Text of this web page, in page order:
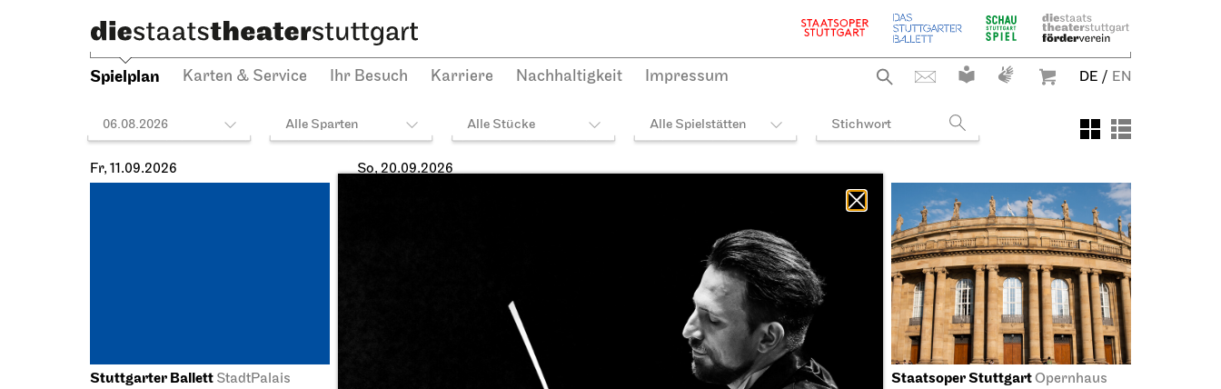
Spielplan Karten & Service Ihr Besuch Karriere Nachhaltigkeit Impressum DE / EN
06.08.2026 Alle Sparten Alle Stücke Alle Spielstätten
Fr, 11.09.2026
Stuttgarter Ballett StadtPalais
So, 20.09.2026
Opernhaus,
Opernhaus, Foyer I. Rang
Staatsoper StuttgartOpernhaus